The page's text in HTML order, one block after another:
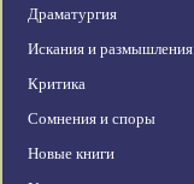
Драматургия
Искания и размышления
Критика
Сомнения и споры
Новые книги